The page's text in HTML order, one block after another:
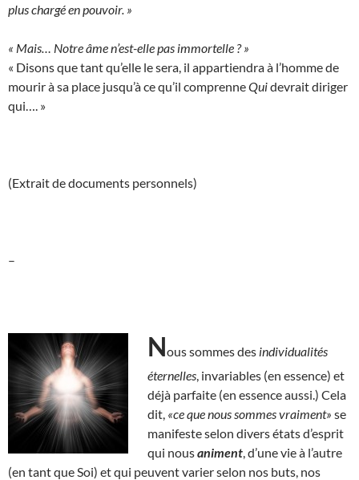
plus chargé en pouvoir. »
« Mais… Notre âme n’est-elle pas immortelle ? »
« Disons que tant qu’elle le sera, il appartiendra à l’homme de
mourir à sa place jusqu’à ce qu’il comprenneQuidevrait diriger
qui…. »
(Extrait de documents personnels)
–
Nous sommes des individualités
éternelles , invariables (en essence) et
déjà parfaite (en essence aussi.) Cela
dit, «ce que nous sommes vraiment» se
manifeste selon divers états d’esprit
qui nousaniment , d’une vie à l’autre
(en tant que Soi) et qui peuvent varier selon nos buts, nos